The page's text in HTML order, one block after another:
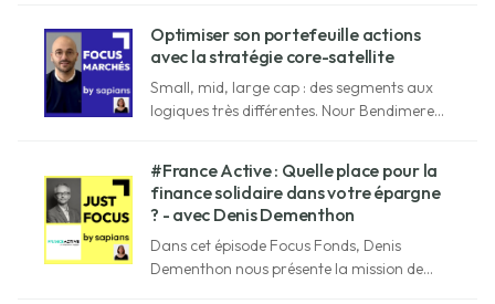
Optimiser son portefeuille actions
avec la stratégie core-satellite
Small, mid, large cap : des segments aux
logiques très différentes. Nour Bendimered
satellite.
#France Active : Quelle place pour la
finance solidaire dans votre épargne
? - avec Denis Dementhon
Dans cet épisode Focus Fonds, Denis
Dementhon nous présente la mission de